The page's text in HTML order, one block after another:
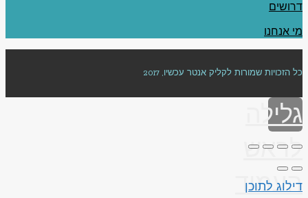
דרושים
מי אנחנו
כל הזכויות שמורות לקליק אנטר עכשיו, 2017
גלילה
לראש
העמוד
דילוג לתוכן